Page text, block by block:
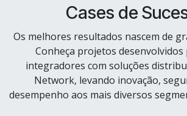
Cases de
Os melhores resultados nascem de
Conheça projetos
integradores com soluções
Network, levando inovação,
desempenho aos mais diversos